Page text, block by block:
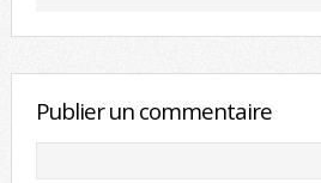
Publier un commentaire